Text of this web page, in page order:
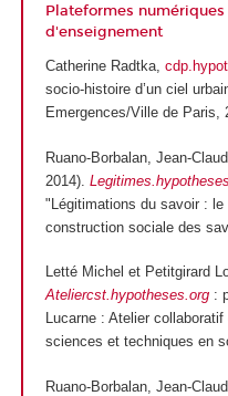
Plateformes
d'enseignement
Catherine Radtka,
socio-histoire d’un ciel
Emergences/Ville de Paris,
Ruano-Borbalan, Jean-
2014).
"Légitimations du savoir :
construction sociale des
Letté Michel et Petitgirard
Ateliercst.hypotheses.org:
Lucarne : Atelier
sciences et techniques en
Ruano-Borbalan, Jean-